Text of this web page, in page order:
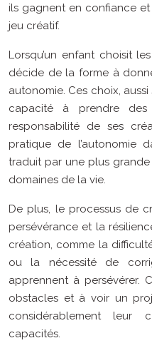
ils gagnent en confiance et
jeu créatif.
Lorsqu’un enfant choisit
décide de la forme à
autonomie. Ces choix,
capacité à prendre
responsabilité de ses
pratique de l’autonomie
traduit par une plus grande
domaines de la vie.
De plus, le processus de
persévérance et la
création, comme la
ou la nécessité de
apprennent à persévérer.
obstacles et à voir un
considérablement leur
capacités.